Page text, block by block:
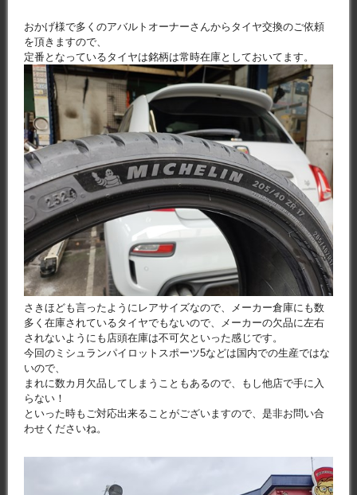
おかげ様で多くのアバルトオーナーさんからタイヤ交換のご依頼
を頂きますので、
定番となっているタイヤは銘柄は常時在庫としておいてます。
さきほども言ったようにレアサイズなので、メーカー倉庫にも数
多く在庫されているタイヤでもないので、メーカーの欠品に左右
されないようにも店頭在庫は不可欠といった感じです。
今回のミシュランパイロットスポーツ5などは国内での生産ではな
いので、
まれに数カ月欠品してしまうこともあるので、もし他店で手に入
らない！
といった時もご対応出来ることがございますので、是非お問い合
わせくださいね。